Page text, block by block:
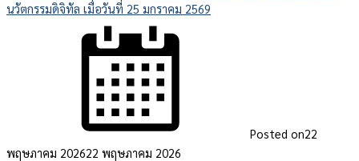
นวัตกรรมดิจิทัล เมื่อวันที่ 25 มกราคม 2569
Posted on22
พฤษภาคม 202622 พฤษภาคม 2026